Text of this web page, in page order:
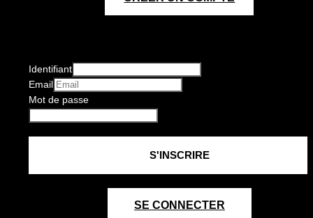
Identifiant
Email
Mot de passe
SE CONNECTER